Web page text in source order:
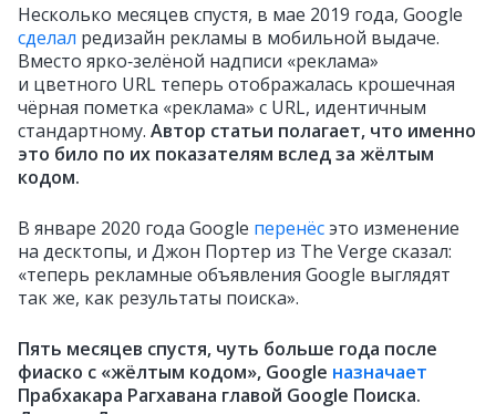
Несколько месяцев спустя, в мае 2019 года, Google
сделал редизайн рекламы в мобильной выдаче.
Вместо ярко‑зелёной надписи «реклама»
и цветного URL теперь отображалась крошечная
чёрная пометка «реклама» с URL, идентичным
стандартному. Автор статьи полагает, что именно
это било по их показателям вслед за жёлтым
кодом.
В январе 2020 года Google перенёсэто изменение
на десктопы, и Джон Портер из The Verge сказал:
«теперь рекламные объявления Google выглядят
так же, как результаты поиска».
Пять месяцев спустя, чуть больше года после
фиаско с «жёлтым кодом», Google назначает
Прабхакара Рагхавана главой Google Поиска.